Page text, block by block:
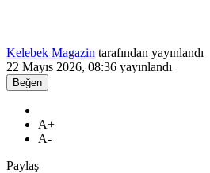
Kelebek Magazin tarafından yayınlandı
22 Mayıs 2026, 08:36 yayınlandı
Beğen
A+
A-
Paylaş